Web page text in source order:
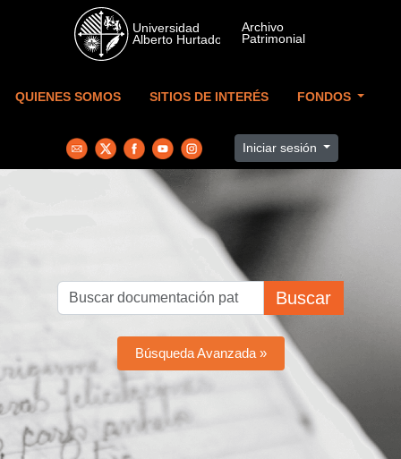
Skip to main content
QUIENES SOMOS SITIOS DE INTERÉS FONDOS
Iniciar sesión
Buscar
Búsqueda Avanzada »